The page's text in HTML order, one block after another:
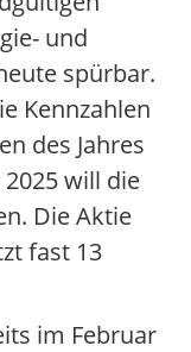
und
spürbar.
Kennzahlen
des Jahres
will die
Die Aktie
fast 13
im Februar